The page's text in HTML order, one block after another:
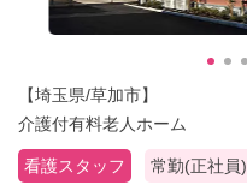
【埼玉県/草加市】
介護付有料老人ホーム
看護スタッフ 常勤(正社員)